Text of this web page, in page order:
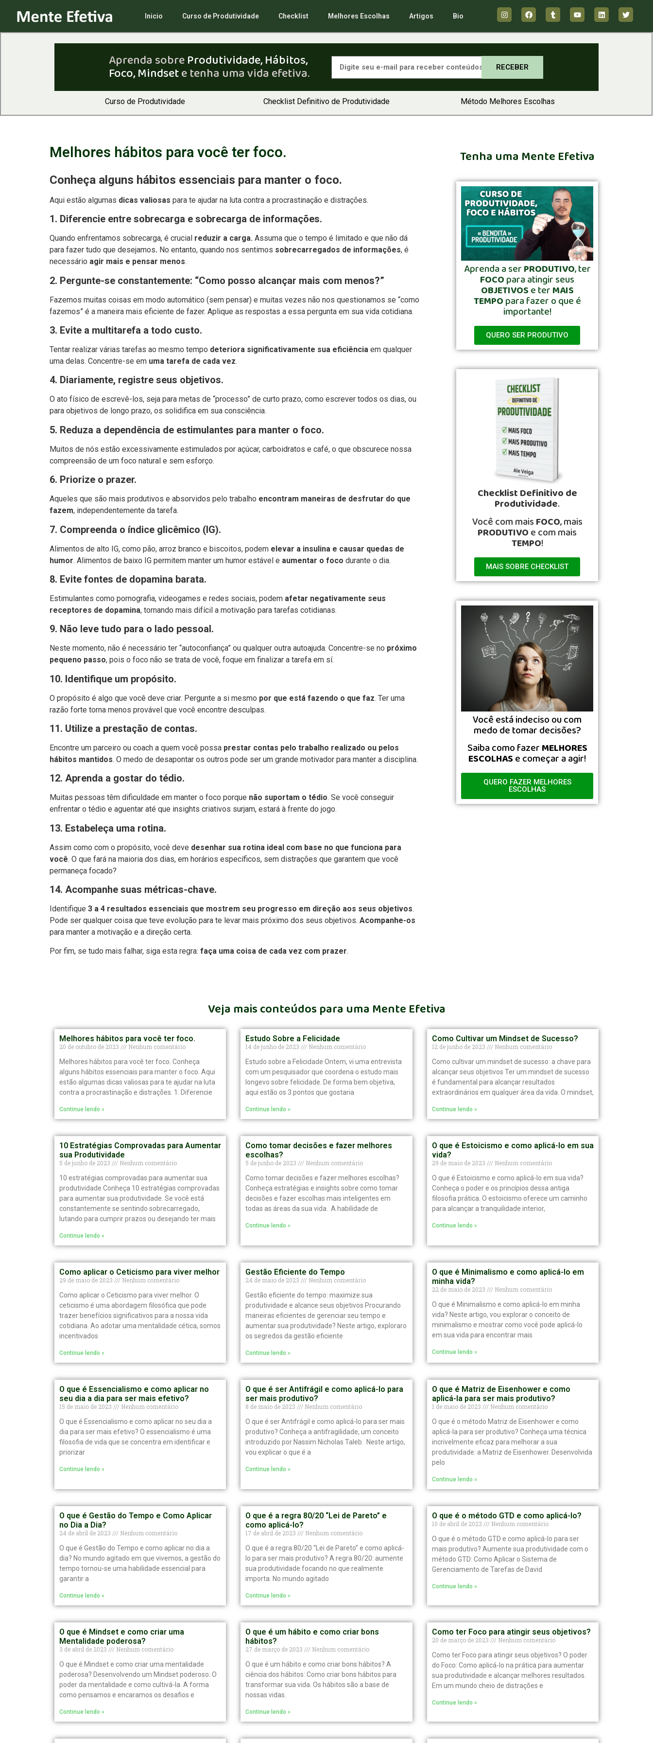
Inicio Curso de Produtividade Checklist Melhores Escolhas Artigos Bio
Aprenda sobre Produtividade, Hábitos,
Foco, Mindsete tenha uma vida efetiva. RECEBER
Curso de Produtividade Checklist Definitivo de Produtividade Método Melhores Escolhas
Melhores hábitos para você ter foco.
Conheça alguns hábitos essenciais para manter o foco.
Aqui estão algumas dicas valiosas para te ajudar na luta contra a procrastinação e distrações.
1. Diferencie entre sobrecarga e sobrecarga de informações.
Quando enfrentamos sobrecarga, é crucial reduzir a carga. Assuma que o tempo é limitado e que não dá
para fazer tudo que desejamos. No entanto, quando nos sentimos sobrecarregados de informações, é
necessário agir mais e pensar menos.
2. Pergunte-se constantemente: “Como posso alcançar mais com menos?”
Fazemos muitas coisas em modo automático (sem pensar) e muitas vezes não nos questionamos se “como
fazemos” é a maneira mais eficiente de fazer. Aplique as respostas a essa pergunta em sua vida cotidiana.
3. Evite a multitarefa a todo custo.
Tentar realizar várias tarefas ao mesmo tempo deteriora significativamente sua eficiência em qualquer
uma delas. Concentre-se em uma tarefa de cada vez.
4. Diariamente, registre seus objetivos.
O ato físico de escrevê-los, seja para metas de “processo” de curto prazo, como escrever todos os dias, ou
para objetivos de longo prazo, os solidifica em sua consciência.
5. Reduza a dependência de estimulantes para manter o foco.
Muitos de nós estão excessivamente estimulados por açúcar, carboidratos e café, o que obscurece nossa
compreensão de um foco natural e sem esforço.
6. Priorize o prazer.
Aqueles que são mais produtivos e absorvidos pelo trabalho encontram maneiras de desfrutar do que
fazem, independentemente da tarefa.
7. Compreenda o índice glicêmico (IG).
Alimentos de alto IG, como pão, arroz branco e biscoitos, podem elevar a insulina e causar quedas de
humor. Alimentos de baixo IG permitem manter um humor estável e aumentar o foco durante o dia.
8. Evite fontes de dopamina barata.
Estimulantes como pornografia, videogames e redes sociais, podem afetar negativamente seus
receptores de dopamina, tornando mais difícil a motivação para tarefas cotidianas.
9. Não leve tudo para o lado pessoal.
Neste momento, não é necessário ter “autoconfiança” ou qualquer outra autoajuda. Concentre-se no próximo
pequeno passo, pois o foco não se trata de você, foque em finalizar a tarefa em sí.
10. Identifique um propósito.
O propósito é algo que você deve criar. Pergunte a si mesmo por que está fazendo o que faz. Ter uma
razão forte torna menos provável que você encontre desculpas.
11. Utilize a prestação de contas.
Encontre um parceiro ou coach a quem você possa prestar contas pelo trabalho realizado ou pelos
hábitos mantidos. O medo de desapontar os outros pode ser um grande motivador para manter a disciplina.
12. Aprenda a gostar do tédio.
Muitas pessoas têm dificuldade em manter o foco porque não suportam o tédio. Se você conseguir
enfrentar o tédio e aguentar até que insights criativos surjam, estará à frente do jogo.
13. Estabeleça uma rotina.
Assim como com o propósito, você deve desenhar sua rotina ideal com base no que funciona para
você. O que fará na maioria dos dias, em horários específicos, sem distrações que garantem que você
permaneça focado?
14. Acompanhe suas métricas-chave.
Identifique 3 a 4 resultados essenciais que mostrem seu progresso em direção aos seus objetivos.
Pode ser qualquer coisa que teve evolução para te levar mais próximo dos seus objetivos. Acompanhe-os
para manter a motivação e a direção certa.
Por fim, se tudo mais falhar, siga esta regra: faça uma coisa de cada vez com prazer.
Tenha uma Mente Efetiva
Aprenda a ser PRODUTIVO, ter
FOCO para atingir seus
OBJETIVOS e ter MAIS
TEMPO para fazer o que é
importante!
QUERO SER PRODUTIVO
Checklist Definitivo de
Produtividade.
Você com mais FOCO, mais
PRODUTIVO e com mais
TEMPO!
MAIS SOBRE CHECKLIST
Você está indeciso ou com
medo de tomar decisões?
Saiba como fazer MELHORES
ESCOLHAS e começar a agir!
QUERO FAZER MELHORES
ESCOLHAS
Veja mais conteúdos para uma Mente Efetiva
Melhores hábitos para você ter foco.​
20 de outubro de 2023
Nenhum comentário
Melhores hábitos para você ter foco. Conheça
alguns hábitos essenciais para manter o foco. Aqui
estão algumas dicas valiosas para te ajudar na luta
contra a procrastinação e distrações. 1. Diferencie
Continue lendo »
Estudo Sobre a Felicidade
14 de junho de 2023
Nenhum comentário
Estudo sobre a Felicidade Ontem, vi uma entrevista
com um pesquisador que coordena o estudo mais
longevo sobre felicidade. De forma bem objetiva,
aqui estão os 3 pontos que gostaria
Continue lendo »
Como Cultivar um Mindset de Sucesso?
12 de junho de 2023
Nenhum comentário
Como cultivar um mindset de sucesso: a chave para
alcançar seus objetivos Ter um mindset de sucesso
é fundamental para alcançar resultados
extraordinários em qualquer área da vida. O mindset,
Continue lendo »
10 Estratégias Comprovadas para Aumentar
sua Produtividade
5 de junho de 2023
Nenhum comentário
10 estratégias comprovadas para aumentar sua
produtividade Conheça 10 estratégias comprovadas
para aumentar sua produtividade. Se você está
constantemente se sentindo sobrecarregado,
lutando para cumprir prazos ou desejando ter mais
Continue lendo »
Como tomar decisões e fazer melhores
escolhas?
5 de junho de 2023
Nenhum comentário
Como tomar decisões e fazer melhores escolhas?
Conheça estratégias e insights sobre como tomar
decisões e fazer escolhas mais inteligentes em
todas as áreas da sua vida. A habilidade de
Continue lendo »
O que é Estoicismo e como aplicá-lo em sua
vida?
29 de maio de 2023
Nenhum comentário
O que é Estoicismo e como aplicá-lo em sua vida?
Conheça o poder e os princípios dessa antiga
filosofia prática. O estoicismo oferece um caminho
para alcançar a tranquilidade interior,
Continue lendo »
Como aplicar o Ceticismo para viver melhor
29 de maio de 2023
Nenhum comentário
Como aplicar o Ceticismo para viver melhor. O
ceticismo é uma abordagem filosófica que pode
trazer benefícios significativos para a nossa vida
cotidiana. Ao adotar uma mentalidade cética, somos
incentivados
Continue lendo »
Gestão Eficiente do Tempo
24 de maio de 2023
Nenhum comentário
Gestão eficiente do tempo: maximize sua
produtividade e alcance seus objetivos Procurando
maneiras eficientes de gerenciar seu tempo e
aumentar sua produtividade? Neste artigo, exploraro
os segredos da gestão eficiente
Continue lendo »
O que é Minimalismo e como aplicá-lo em
minha vida?
22 de maio de 2023
Nenhum comentário
O que é Minimalismo e como aplicá-lo em minha
vida? Neste artigo, vou explorar o conceito de
minimalismo e mostrar como você pode aplicá-lo
em sua vida para encontrar mais
Continue lendo »
O que é Essencialismo e como aplicar no
seu dia a dia para ser mais efetivo?
15 de maio de 2023
Nenhum comentário
O que é Essencialismo e como aplicar no seu dia a
dia para ser mais efetivo? O essencialismo é uma
filosofia de vida que se concentra em identificar e
priorizar
Continue lendo »
O que é ser Antifrágil e como aplicá-lo para
ser mais produtivo?
8 de maio de 2023
Nenhum comentário
O que é ser Antifrágil e como aplicá-lo para ser mais
produtivo? Conheça a antifragilidade, um conceito
introduzido por Nassim Nicholas Taleb. Neste artigo,
vou explicar o que é a
Continue lendo »
O que é Matriz de Eisenhower e como
aplicá-la para ser mais produtivo?
1 de maio de 2023
Nenhum comentário
O que é o método Matriz de Eisenhower e como
aplicá-la para ser produtivo? Conheça uma técnica
incrivelmente eficaz para melhorar a sua
produtividade: a Matriz de Eisenhower. Desenvolvida
pelo
Continue lendo »
O que é Gestão do Tempo e Como Aplicar
no Dia a Dia?
24 de abril de 2023
Nenhum comentário
O que é Gestão do Tempo e como aplicar no dia a
dia? No mundo agitado em que vivemos, a gestão do
tempo tornou-se uma habilidade essencial para
garantir a
Continue lendo »
O que é a regra 80/20 “Lei de Pareto” e
como aplicá-lo?
17 de abril de 2023
Nenhum comentário
O que é a regra 80/20 “Lei de Pareto” e como aplicá-
lo para ser mais produtivo? A regra 80/20: aumente
sua produtividade focando no que realmente
importa. No mundo agitado
Continue lendo »
O que é o método GTD e como aplicá-lo?
10 de abril de 2023
Nenhum comentário
O que é o método GTD e como aplicá-lo para ser
mais produtivo? Aumente sua produtividade com o
método GTD: Como Aplicar o Sistema de
Gerenciamento de Tarefas de David
Continue lendo »
O que é Mindset e como criar uma
Mentalidade poderosa?
3 de abril de 2023
Nenhum comentário
O que é Mindset e como criar uma mentalidade
poderosa? Desenvolvendo um Mindset poderoso: O
poder da mentalidade e como cultivá-la. A forma
como pensamos e encaramos os desafios e
Continue lendo »
O que é um hábito e como criar bons
hábitos?
27 de março de 2023
Nenhum comentário
O que é um hábito e como criar bons hábitos? A
ciência dos hábitos: Como criar bons hábitos para
transformar sua vida. Os hábitos são a base de
nossas vidas.
Continue lendo »
Como ter Foco para atingir seus objetivos?
20 de março de 2023
Nenhum comentário
Como ter Foco para atingir seus objetivos? O poder
do Foco: Como aplicá-lo na prática para aumentar
sua produtividade e alcançar melhores resultados.
Em um mundo cheio de distrações e
Continue lendo »